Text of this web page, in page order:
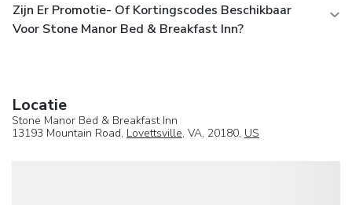
Zijn Er Promotie- Of Kortingscodes Beschikbaar
Voor Stone Manor Bed & Breakfast Inn?
Locatie
Stone Manor Bed & Breakfast Inn
13193 Mountain Road, Lovettsville, VA, 20180, US